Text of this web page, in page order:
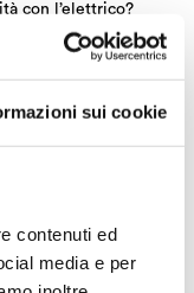
sui cookie
contenuti ed
media e per
con l’elettrico?
viaggiare
Life. Hai un’idea di
City. Tre diversi
e mirato ai tre diversi